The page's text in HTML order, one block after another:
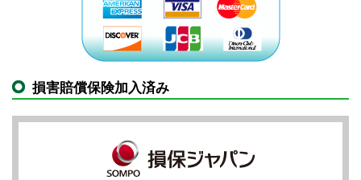
損害賠償保険加入済み